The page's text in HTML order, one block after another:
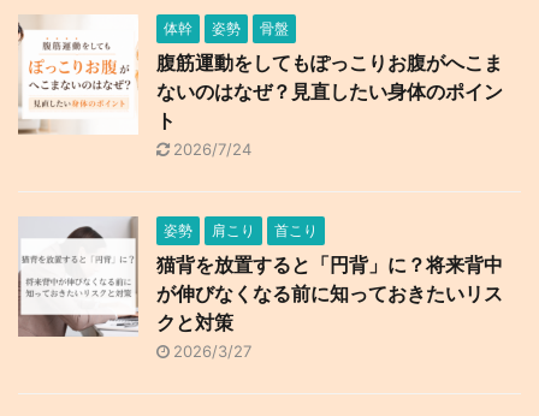
体幹 姿勢 骨盤
腹筋運動をしてもぽっこりお腹がへこま
ないのはなぜ？見直したい身体のポイン
ト
2026/7/24
姿勢 肩こり 首こり
猫背を放置すると「円背」に？将来背中
が伸びなくなる前に知っておきたいリス
クと対策
2026/3/27